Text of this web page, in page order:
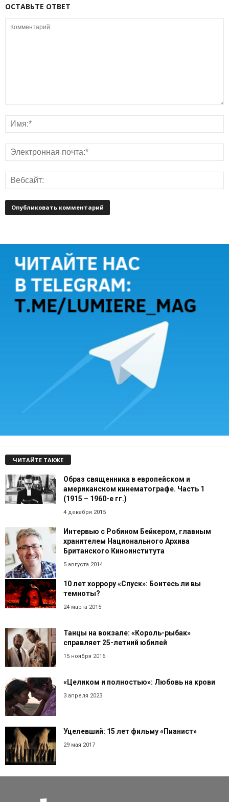
ОСТАВЬТЕ ОТВЕТ
ЧИТАЙТЕ ТАКЖЕ
Образ священника в европейском и
американском кинематографе. Часть 1
(1915 – 1960-е гг.)
4 декабря 2015
Интервью с Робином Бейкером, главным
хранителем Национального Архива
Британского Киноинститута
5 августа 2014
10 лет хоррору «Спуск»: Боитесь ли вы
темноты?
24 марта 2015
Танцы на вокзале: «Король-рыбак»
справляет 25-летний юбилей
15 ноября 2016
«Целиком и полностью»: Любовь на крови
3 апреля 2023
Уцелевший: 15 лет фильму «Пианист»
29 мая 2017